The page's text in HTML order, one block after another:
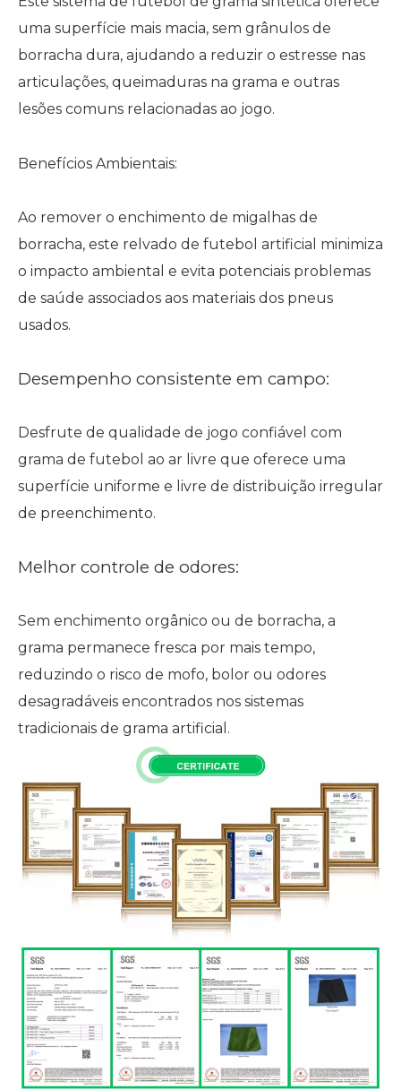
uma superfície mais macia, sem grânulos de
borracha dura, ajudando a reduzir o estresse nas
articulações, queimaduras na grama e outras
lesões comuns relacionadas ao jogo.
Benefícios Ambientais:
Ao remover o enchimento de migalhas de
borracha, este relvado de futebol artificial minimiza
o impacto ambiental e evita potenciais problemas
de saúde associados aos materiais dos pneus
usados.
Desempenho consistente em campo:
Desfrute de qualidade de jogo confiável com
grama de futebol ao ar livre que oferece uma
superfície uniforme e livre de distribuição irregular
de preenchimento.
Melhor controle de odores:
Sem enchimento orgânico ou de borracha, a
grama permanece fresca por mais tempo,
reduzindo o risco de mofo, bolor ou odores
desagradáveis ​​encontrados nos sistemas
tradicionais de grama artificial.